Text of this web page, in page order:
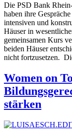
Die PSD Bank
haben ihre
intensiven und
Häuser in
gemeinsamen Kurs
beiden Häuser
nicht fortzusetzen.
Women on
stärken